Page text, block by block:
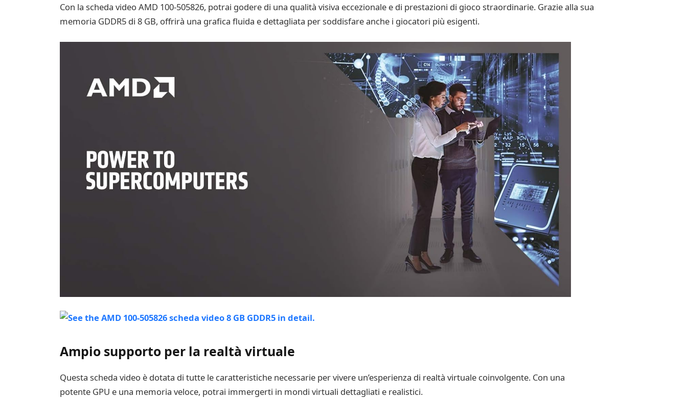
Con la scheda video AMD 100-505826, potrai godere di una qualità visiva eccezionale e di prestazioni di gioco straordinarie. Grazie alla sua
memoria GDDR5 di 8 GB, offrirà una grafica fluida e dettagliata per soddisfare anche i giocatori più esigenti.
Ampio supporto per la realtà virtuale
Questa scheda video è dotata di tutte le caratteristiche necessarie per vivere un’esperienza di realtà virtuale coinvolgente. Con una
potente GPU e una memoria veloce, potrai immergerti in mondi virtuali dettagliati e realistici.